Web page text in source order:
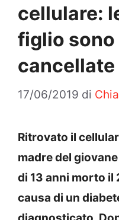
cellulare:
figlio sono
cancellate
17/06/2019 di
Ritrovato il
madre del
di 13 anni morto il
causa di un